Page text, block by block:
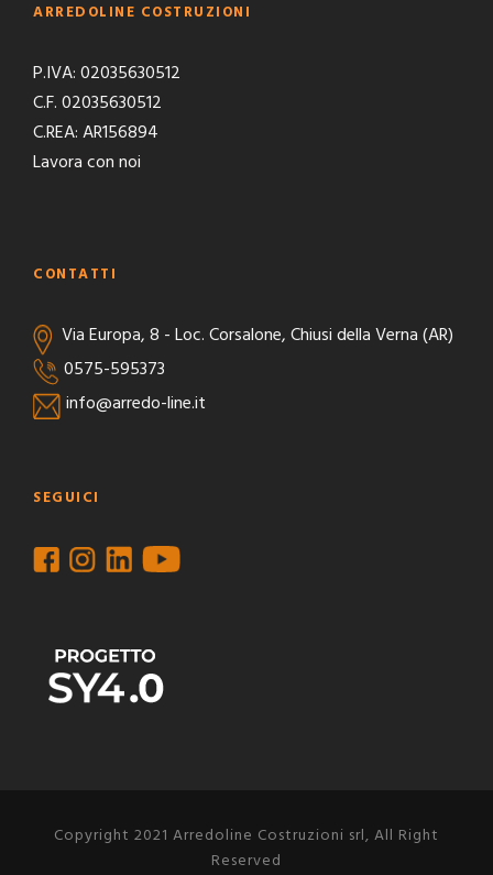
ARREDOLINE COSTRUZIONI
P.IVA: 02035630512
C.F. 02035630512
C.REA: AR156894
Lavora con noi
CONTATTI
Via Europa, 8 - Loc. Corsalone, Chiusi della Verna (AR)
0575-595373
info@arredo-line.it
SEGUICI
Copyright 2021 Arredoline Costruzioni srl, All Right
Reserved